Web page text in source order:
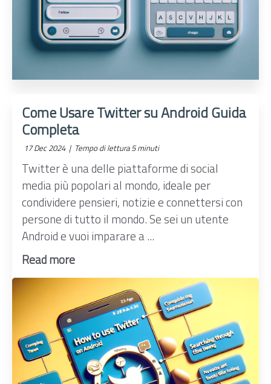
Come Usare Twitter su Android Guida
Completa
17 Dec 2024 | Tempo di lettura 5 minuti
Twitter è una delle piattaforme di social
media più popolari al mondo, ideale per
condividere pensieri, notizie e connettersi con
persone di tutto il mondo. Se sei un utente
Android e vuoi imparare a ...
Read more